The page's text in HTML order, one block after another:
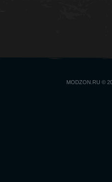
MODZON.RU ©